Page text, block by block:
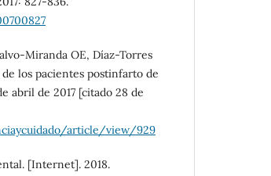
Miranda OE, Díaz-Torres
los pacientes postinfarto de
abril de 2017 [citado 28 de
article/view/929
[Internet]. 2018.